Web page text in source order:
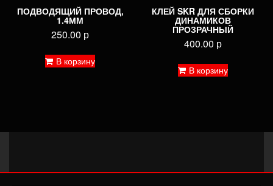
ПОДВОДЯЩИЙ ПРОВОД,
1.4ММ
250.00 р
В корзину
КЛЕЙ SKR ДЛЯ СБОРКИ
ДИНАМИКОВ
ПРОЗРАЧНЫЙ
400.00 р
В корзину